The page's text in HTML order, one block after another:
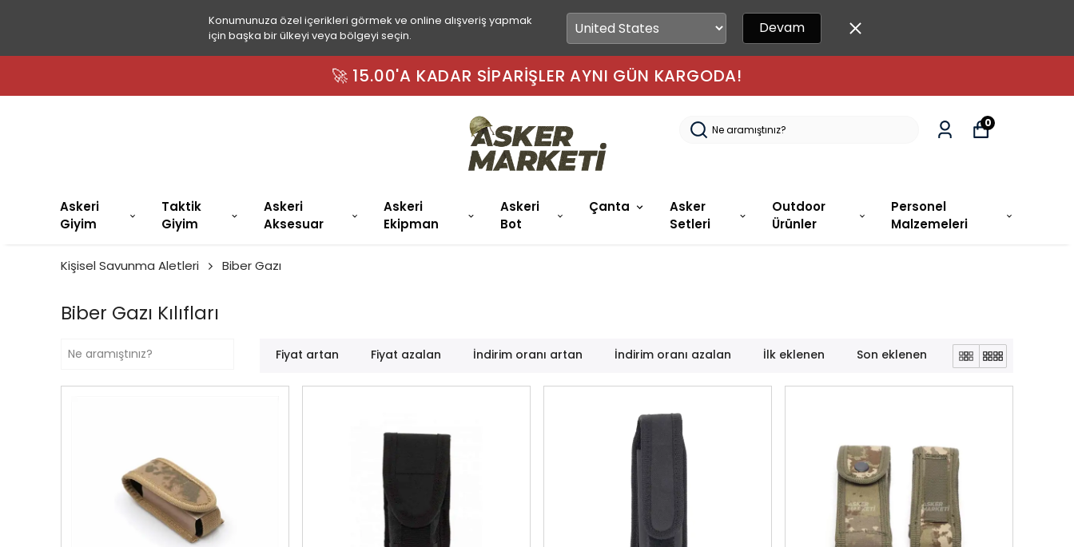
Konumunuza özel içerikleri görmek ve online alışveriş yapmak
için başka bir ülkeyi veya bölgeyi seçin.
Devam
🚀 15.00'A KADAR SIPARIŞLER AYNI GÜN KARGODA!
Askeri
Giyim
Taktik
Giyim
Askeri
Aksesuar
Askeri
Ekipman
Askeri
Bot
Çanta
Asker
Setleri
Outdoor
Ürünler
Personel
Malzemeleri
0
Kişisel Savunma Aletleri Biber Gazı
Biber Gazı Kılıfları
Fiyat artan Fiyat azalan İndirim oranı artan İndirim oranı azalan İlk eklenen Son eklenen